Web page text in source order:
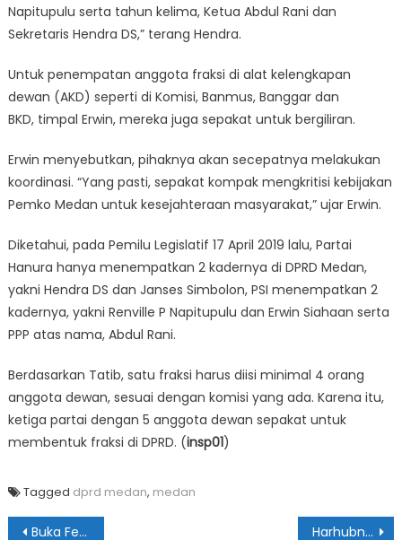
Napitupulu serta tahun kelima, Ketua Abdul Rani dan
Sekretaris Hendra DS,” terang Hendra.
Untuk penempatan anggota fraksi di alat kelengkapan
dewan (AKD) seperti di Komisi, Banmus, Banggar dan
BKD, timpal Erwin, mereka juga sepakat untuk bergiliran.
Erwin menyebutkan, pihaknya akan secepatnya melakukan
koordinasi. “Yang pasti, sepakat kompak mengkritisi kebijakan
Pemko Medan untuk kesejahteraan masyarakat,” ujar Erwin.
Diketahui, pada Pemilu Legislatif 17 April 2019 lalu, Partai
Hanura hanya menempatkan 2 kadernya di DPRD Medan,
yakni Hendra DS dan Janses Simbolon, PSI menempatkan 2
kadernya, yakni Renville P Napitupulu dan Erwin Siahaan serta
PPP atas nama, Abdul Rani.
Berdasarkan Tatib, satu fraksi harus diisi minimal 4 orang
anggota dewan, sesuai dengan komisi yang ada. Karena itu,
ketiga partai dengan 5 anggota dewan sepakat untuk
membentuk fraksi di DPRD. (insp01)
Tagged dprd medan, medan
Buka Festival KKM, Walikota: Rasa Enak Kuliner Harus Tanpa Bumbu Penyedap Harhubnas Momentum Tingkatkan Kesadaran Berlalu Lintas Tertib & Patuh